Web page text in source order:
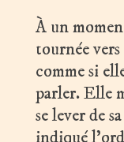
À un
tournée
comme si
parler. Elle
se lever de